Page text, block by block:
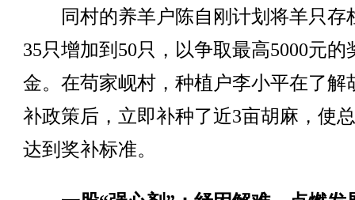
同村的养羊户陈自刚计划将羊只存
35只增加到50只，以争取最高5000元的
金。在苟家岘村，种植户李小平在了解
补政策后，立即补种了近3亩胡麻，使
达到奖补标准。